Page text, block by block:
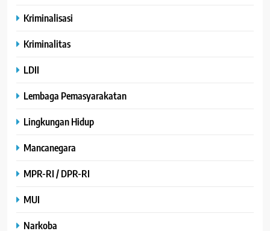
Kriminalisasi
Kriminalitas
LDII
Lembaga Pemasyarakatan
Lingkungan Hidup
Mancanegara
MPR-RI / DPR-RI
MUI
Narkoba